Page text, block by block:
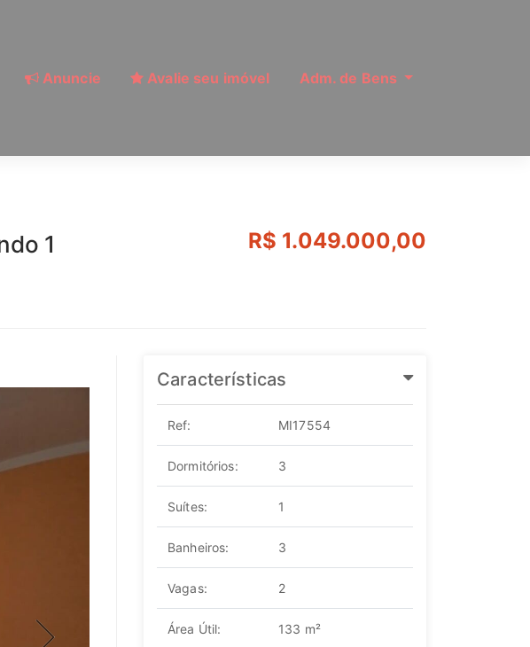
Anuncie Avalie seu imóvel Adm. de Bens
Cardim, São Paulo | Ref:
1
R$ 1.049.000,00
Características
Ref: MI17554
Dormitórios: 3
Suítes: 1
Banheiros: 3
Vagas: 2
Área Útil: 133 m²